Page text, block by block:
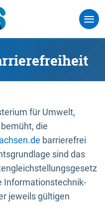
für Umwelt,
die
barrierefrei
sind das
Informationstechnik-
jeweils gültigen